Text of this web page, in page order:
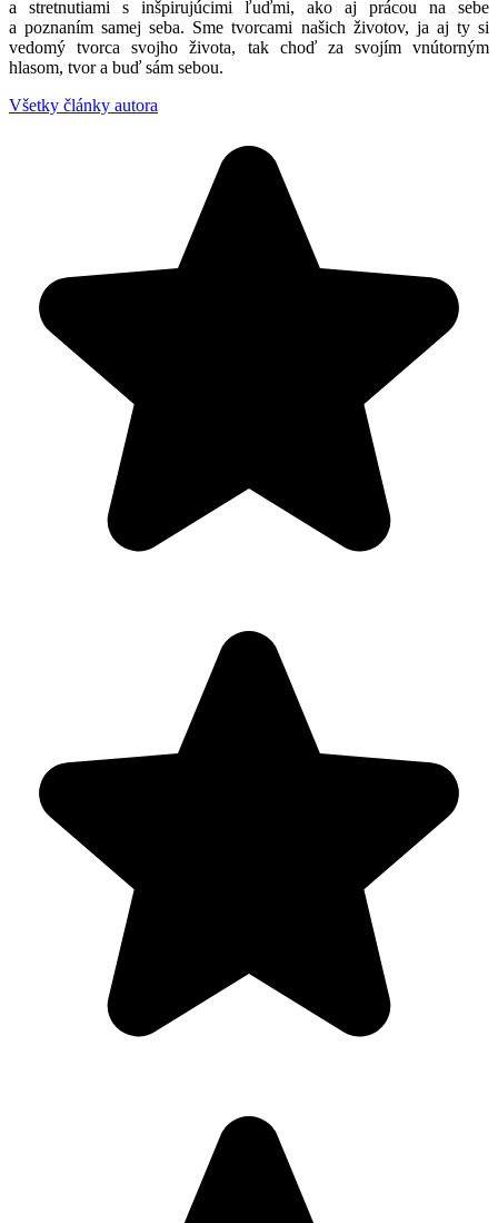
a stretnutiami s inšpirujúcimi ľuďmi, ako aj prácou na sebe
a poznaním samej seba. Sme tvorcami našich životov, ja aj ty si
vedomý tvorca svojho života, tak choď za svojím vnútorným
hlasom, tvor a buď sám sebou.
Všetky články autora